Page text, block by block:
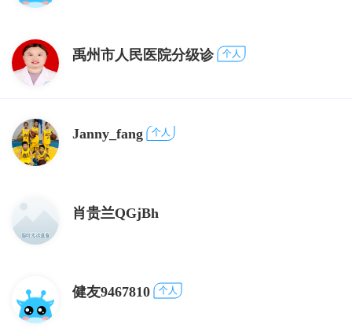
禹州市人民医院分级诊 个人
Janny_fang 个人
肖贵兰QGjBh
健友9467810 个人